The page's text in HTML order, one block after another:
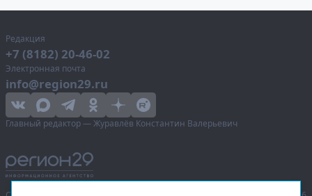
Редакция
+7 (8182) 20-46-02
Электронная почта
info@region29.ru
Главный редактор — Журавлёв Константин Валерьевич